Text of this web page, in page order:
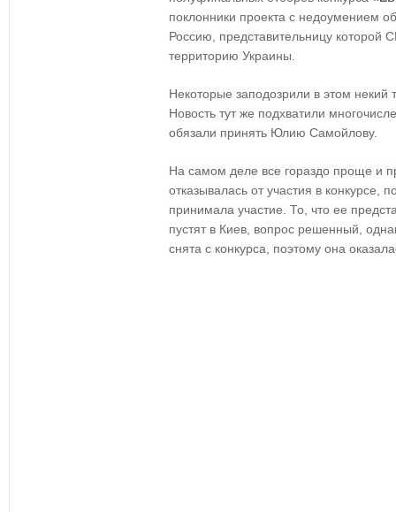
поклонники проекта с недоумением
Россию, представительницу которой
территорию Украины.
Некоторые заподозрили в этом
Новость тут же подхватили
обязали принять Юлию Самойлову.
На самом деле все гораздо проще и
отказывалась от участия в конкурсе,
принимала участие. То, что ее
пустят в Киев, вопрос решенный,
снята с конкурса, поэтому она